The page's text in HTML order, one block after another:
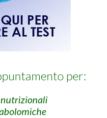
per: